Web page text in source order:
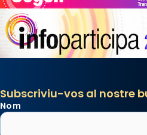
«Si vols saber què és
Santes a Mataró»🥵.
Photo
View on Facebook · Share
Subscriviu-vos al nostre
Nom